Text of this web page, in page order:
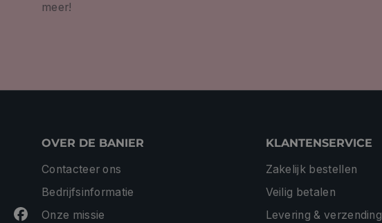
meer!
OVER DE BANIER
Contacteer ons
Bedrijfsinformatie
Onze missie
KLANTENSERVICE
Zakelijk bestellen
Veilig betalen
Levering & verzending